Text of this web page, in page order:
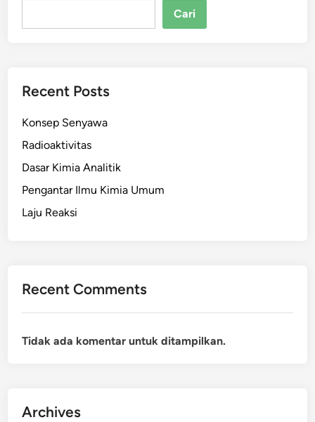
Cari
Recent Posts
Konsep Senyawa
Radioaktivitas
Dasar Kimia Analitik
Pengantar Ilmu Kimia Umum
Laju Reaksi
Recent Comments
Tidak ada komentar untuk ditampilkan.
Archives